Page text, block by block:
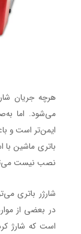
هرچه جریان
می‌شود. اما
ایمن‌تر است و
باتری ماشین با
نصب نیست
شارژر باتری
در بعضی از